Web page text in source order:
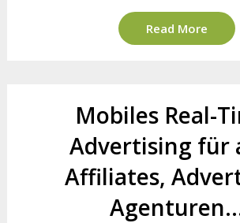
Read More
Mobiles Real-
Advertising für
Affiliates,